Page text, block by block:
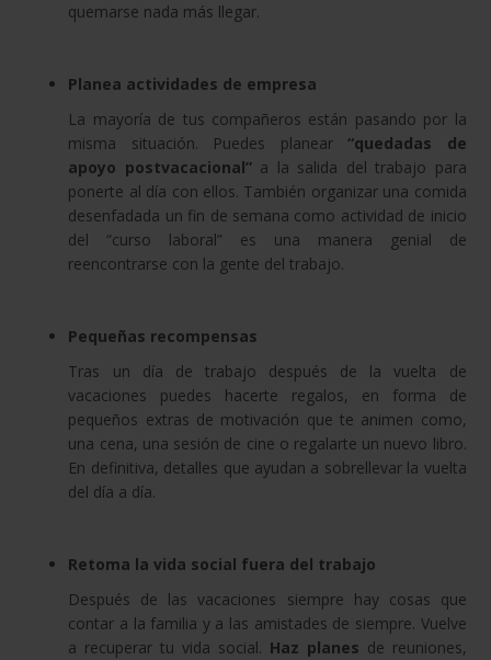
quemarse nada más llegar.
Planea actividades de empresa
La mayoría de tus compañeros están pasando por la
misma situación. Puedes planear“quedadas de
apoyo postvacacional”a la salida del trabajo para
ponerte al día con ellos. También organizar una comida
desenfadada un fin de semana como actividad de inicio
del “curso laboral” es una manera genial de
reencontrarse con la gente del trabajo.
Pequeñas recompensas
Tras un día de trabajo después de la vuelta de
vacaciones puedes hacerte regalos, en forma de
pequeños extras de motivación que te animen como,
una cena, una sesión de cine o regalarte un nuevo libro.
En definitiva, detalles que ayudan a sobrellevar la vuelta
del día a día.
Retoma la vida social fuera del trabajo
Después de las vacaciones siempre hay cosas que
contar a la familia y a las amistades de siempre. Vuelve
a recuperar tu vida social. Haz planes de reuniones,